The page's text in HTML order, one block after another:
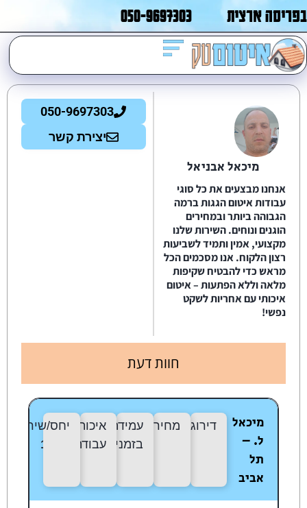
בפריסה ארצית 050-9697303
מיכאל אבניאל
אנחנו מבצעים את כל סוגי
עבודות איטום הגגות ברמה
הגבוהה ביותר ובמחירים
הוגנים ונוחים. השירות שלנו
מקצועי, אמין ותמיד לשביעות
רצון הלקוח. אנו מסכמים הכל
מראש כדי להבטיח שקיפות
מלאה וללא הפתעות – איטום
איכותי עם אחריות לשקט
נפשי!
050-9697303
יצירת קשר
חוות דעת
מיכאל
ל. –
תל
אביב
דירוג: 10/10
מחיר: 10/10
עמידה
בזמנים:10/10
איכות
עבודה:
10/10
יחס/שירות: